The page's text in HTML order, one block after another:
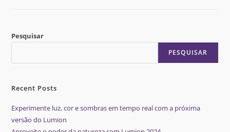
Pesquisar
PESQUISAR
Recent Posts
Experimente luz, cor e sombras em tempo real com a próxima
versão do Lumion